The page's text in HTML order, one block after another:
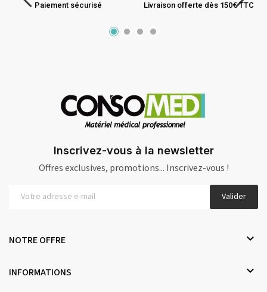
Paiement sécurisé Livraison offerte dès 150€ TTC
Inscrivez-vous à la newsletter
Offres exclusives, promotions... Inscrivez-vous !
Valider
NOTRE OFFRE 
INFORMATIONS 